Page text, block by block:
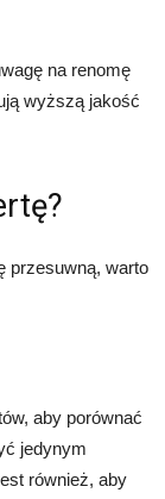
na renomę
wyższą jakość
przesuwną, warto
aby porównać
jedynym
również, aby